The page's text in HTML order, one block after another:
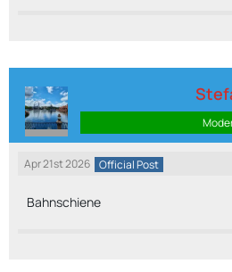
Apr 21st 2026 Official Post
Bahnschiene